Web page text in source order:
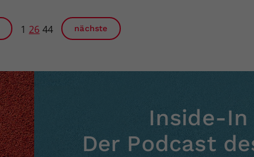
1 26 44 nächste
Inside-In
Der Podcast